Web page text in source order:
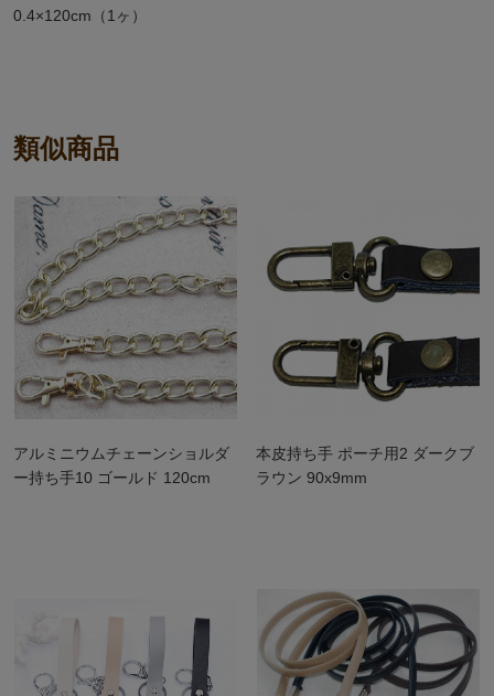
0.4×120cm（1ヶ）
類似商品
アルミニウムチェーンショルダ
ー持ち手10 ゴールド 120cm
本皮持ち手 ポーチ用2 ダークブ
ラウン 90x9mm